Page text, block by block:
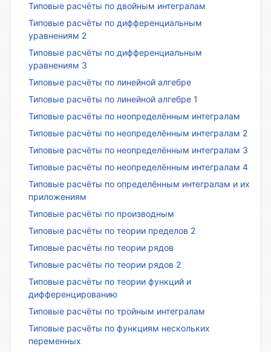
Типовые расчёты по двойным интегралам
Типовые расчёты по дифференциальным
уравнениям 2
Типовые расчёты по дифференциальным
уравнениям 3
Типовые расчёты по линейной алгебре
Типовые расчёты по линейной алгебре 1
Типовые расчёты по неопределённым интегралам
Типовые расчёты по неопределённым интегралам 2
Типовые расчёты по неопределённым интегралам 3
Типовые расчёты по неопределённым интегралам 4
Типовые расчёты по определённым интегралам и их
приложениям
Типовые расчёты по производным
Типовые расчёты по теории пределов 2
Типовые расчёты по теории рядов
Типовые расчёты по теории рядов 2
Типовые расчёты по теории функций и
дифференцированию
Типовые расчёты по тройным интегралам
Типовые расчёты по функциям нескольких
переменных